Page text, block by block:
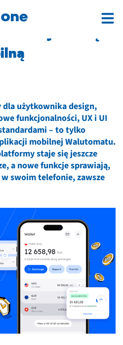
dla użytkownika design,
funkcjonalności, UX i UI
– to tylko
mobilnej Walutomatu.
staje się jeszcze
a nowe funkcje sprawiają,
swoim telefonie, zawsze